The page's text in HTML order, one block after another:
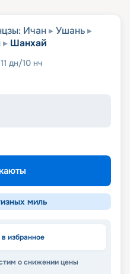
Ичан
Ушань
Шанхай
11 дн/10 нч
миль
избранное
о снижении цены